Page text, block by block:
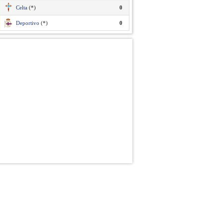
Celta (*) 0
Deportivo (*) 0